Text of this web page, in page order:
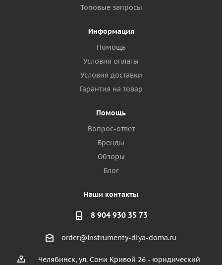
Топовые запросы
Информация
Помощь
Условия оплаты
Условия доставки
Гарантия на товар
Помощь
Вопрос-ответ
Бренды
Обзоры
Блог
Наши контакты
8 904 930 35 73
order@instrumenty-dlya-doma.ru
Челябинск, ул. Сони Кривой 26 - юридический